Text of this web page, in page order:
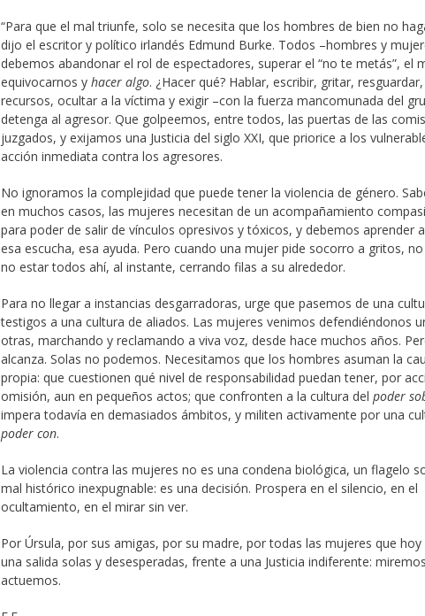
“Para que el mal triunfe, solo se necesita que los hombres de bien no
dijo el escritor y político irlandés Edmund Burke. Todos –hombres y
debemos abandonar el rol de espectadores, superar el “no te metás”, el
equivocarnos yhacer algo. ¿Hacer qué? Hablar, escribir, gritar,
recursos, ocultar a la víctima y exigir –con la fuerza mancomunada del
detenga al agresor. Que golpeemos, entre todos, las puertas de las
juzgados, y exijamos una Justicia del siglo XXI, que priorice a los
acción inmediata contra los agresores.
No ignoramos la complejidad que puede tener la violencia de género.
en muchos casos, las mujeres necesitan de un acompañamiento
para poder de salir de vínculos opresivos y tóxicos, y debemos aprender
esa escucha, esa ayuda. Pero cuando una mujer pide socorro a gritos,
no estar todos ahí, al instante, cerrando filas a su alrededor.
Para no llegar a instancias desgarradoras, urge que pasemos de una
testigos a una cultura de aliados. Las mujeres venimos defendiéndonos
otras, marchando y reclamando a viva voz, desde hace muchos años.
alcanza. Solas no podemos. Necesitamos que los hombres asuman la
propia: que cuestionen qué nivel de responsabilidad puedan tener, por
omisión, aun en pequeños actos; que confronten a la cultura delpoder
impera todavía en demasiados ámbitos, y militen activamente por una
poder con.
La violencia contra las mujeres no es una condena biológica, un flagelo
mal histórico inexpugnable: es una decisión. Prospera en el silencio, en el
ocultamiento, en el mirar sin ver.
Por Úrsula, por sus amigas, por su madre, por todas las mujeres que hoy
una salida solas y desesperadas, frente a una Justicia indiferente:
actuemos.